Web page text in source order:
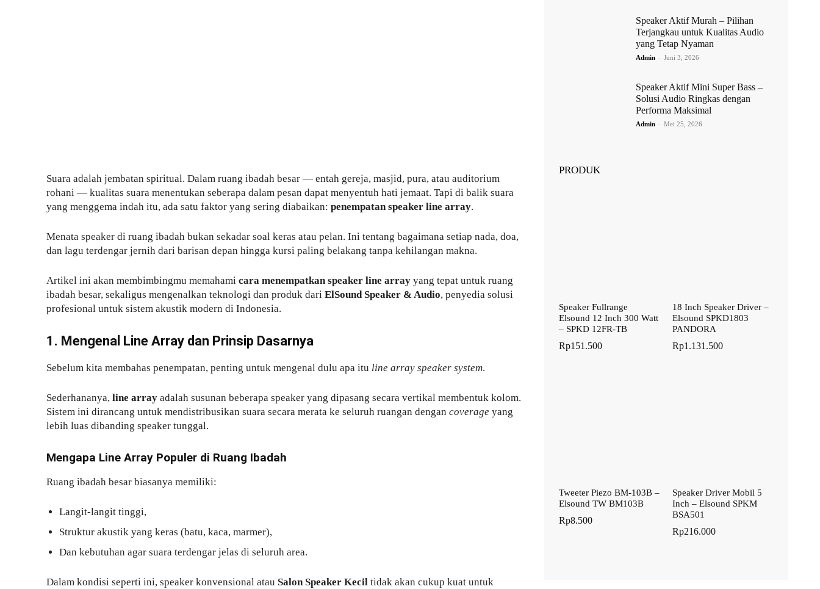
Suara adalah jembatan spiritual. Dalam ruang ibadah besar — entah gereja, masjid, pura, atau auditorium
rohani — kualitas suara menentukan seberapa dalam pesan dapat menyentuh hati jemaat. Tapi di balik suara
yang menggema indah itu, ada satu faktor yang sering diabaikan: penempatan speaker line array.
Menata speaker di ruang ibadah bukan sekadar soal keras atau pelan. Ini tentang bagaimana setiap nada, doa,
dan lagu terdengar jernih dari barisan depan hingga kursi paling belakang tanpa kehilangan makna.
Artikel ini akan membimbingmu memahami cara menempatkan speaker line array yang tepat untuk ruang
ibadah besar, sekaligus mengenalkan teknologi dan produk dari ElSound Speaker & Audio, penyedia solusi
profesional untuk sistem akustik modern di Indonesia.
1. Mengenal Line Array dan Prinsip Dasarnya
Sebelum kita membahas penempatan, penting untuk mengenal dulu apa itu line array speaker system.
Sederhananya, line array adalah susunan beberapa speaker yang dipasang secara vertikal membentuk kolom.
Sistem ini dirancang untuk mendistribusikan suara secara merata ke seluruh ruangan dengan coverage yang
lebih luas dibanding speaker tunggal.
Mengapa Line Array Populer di Ruang Ibadah
Ruang ibadah besar biasanya memiliki:
Langit-langit tinggi,
Struktur akustik yang keras (batu, kaca, marmer),
Dan kebutuhan agar suara terdengar jelas di seluruh area.
Dalam kondisi seperti ini, speaker konvensional atau Salon Speaker Kecil tidak akan cukup kuat untuk
Speaker Aktif Murah – Pilihan
Terjangkau untuk Kualitas Audio
yang Tetap Nyaman
Admin - Juni 3, 2026
Speaker Aktif Mini Super Bass –
Solusi Audio Ringkas dengan
Performa Maksimal
Admin - Mei 25, 2026
PRODUK
Speaker Fullrange
Elsound 12 Inch 300 Watt
– SPKD 12FR-TB
Rp151.500
18 Inch Speaker Driver –
Elsound SPKD1803
PANDORA
Rp1.131.500
Tweeter Piezo BM-103B –
Elsound TW BM103B
Rp8.500
Speaker Driver Mobil 5
Inch – Elsound SPKM
BSA501
Rp216.000